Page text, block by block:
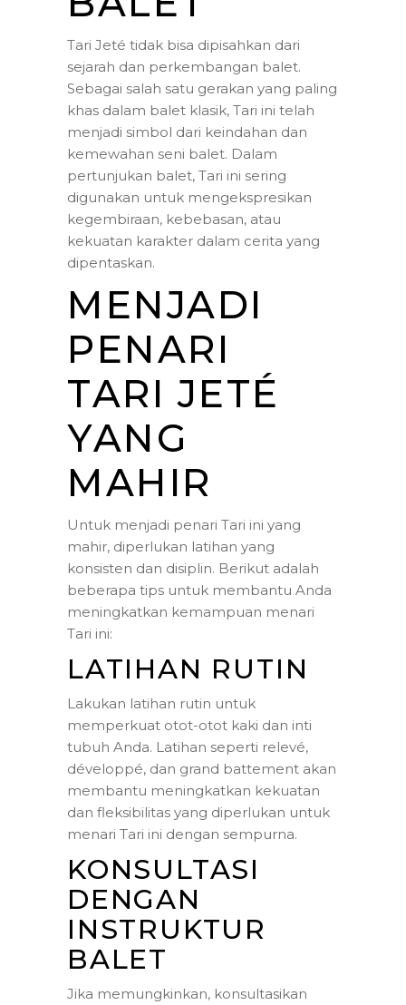
Tari Jeté tidak bisa dipisahkan dari
sejarah dan perkembangan balet.
Sebagai salah satu gerakan yang paling
khas dalam balet klasik, Tari ini telah
menjadi simbol dari keindahan dan
kemewahan seni balet. Dalam
pertunjukan balet, Tari ini sering
digunakan untuk mengekspresikan
kegembiraan, kebebasan, atau
kekuatan karakter dalam cerita yang
dipentaskan.
MENJADI
PENARI
TARI JETÉ
YANG
MAHIR
Untuk menjadi penari Tari ini yang
mahir, diperlukan latihan yang
konsisten dan disiplin. Berikut adalah
beberapa tips untuk membantu Anda
meningkatkan kemampuan menari
Tari ini:
LATIHAN RUTIN
Lakukan latihan rutin untuk
memperkuat otot-otot kaki dan inti
tubuh Anda. Latihan seperti relevé,
développé, dan grand battement akan
membantu meningkatkan kekuatan
dan fleksibilitas yang diperlukan untuk
menari Tari ini dengan sempurna.
KONSULTASI
DENGAN
INSTRUKTUR
BALET
Jika memungkinkan, konsultasikan